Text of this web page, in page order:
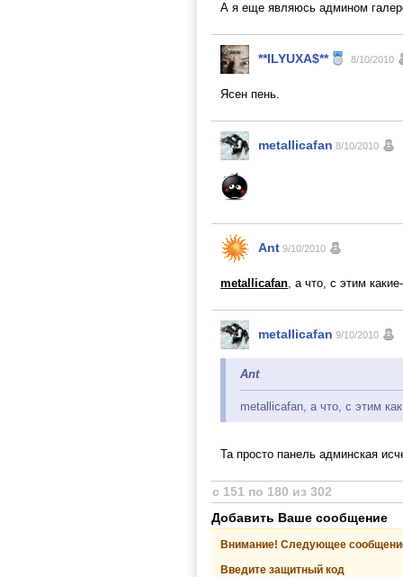
А я еще являюсь админом
**ILYUXA$** 8/10/2010
Ясен пень.
metallicafan 8/10/2010
Ant 9/10/2010
metallicafan, а что, с этим
metallicafan 9/10/2010
Ant
metallicafan, а что, с этим
Та просто панель админская
с 151 по 180 из 302
Добавить Ваше сообщение
Внимание! Следующее
Введите защитный код